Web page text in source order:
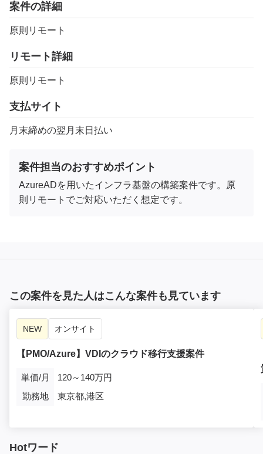
案件の詳細
原則リモート
リモート詳細
原則リモート
支払サイト
月末締めの翌月末日払い
案件担当のおすすめポイント
AzureADを用いたインフラ基盤の構築案件です。原
則リモートでご対応いただく想定です。
この案件を見た人はこんな案件も見ています
NEW オンサイト
【PMO/Azure】VDIのクラウド移行支援案件
単価/月
120～140万円
勤務地
東京都,港区
Hotワード